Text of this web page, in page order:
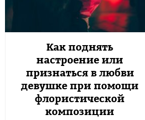
Как поднять
настроение или
признаться в любви
девушке при помощи
флористической
композиции